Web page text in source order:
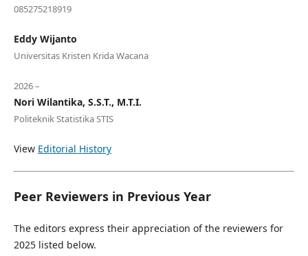
085275218919
Eddy Wijanto
Universitas Kristen Krida Wacana
2026 –
Nori Wilantika, S.S.T., M.T.I.
Politeknik Statistika STIS
View Editorial History
Peer Reviewers in Previous Year
The editors express their appreciation of the reviewers for
2025 listed below.